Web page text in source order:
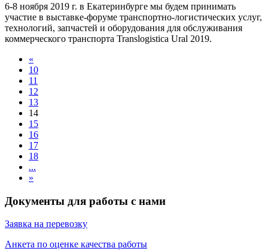
6-8 ноября 2019 г. в Екатеринбурге мы будем принимать
участие в выставке-форуме транспортно-логистических услуг,
технологий, запчастей и оборудования для обслуживания
коммерческого транспорта Translogistica Ural 2019.
«
10
11
12
13
14
15
16
17
18
...
»
Документы для работы с нами
Заявка на перевозку
Анкета по оценке качества работы